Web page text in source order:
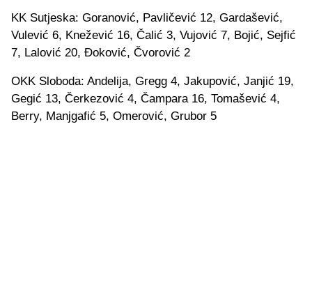
KK Sutjeska: Goranović, Pavličević 12, Gardašević,
Vulević 6, Knežević 16, Čalić 3, Vujović 7, Bojić, Sejfić
7, Lalović 20, Đoković, Čvorović 2
OKK Sloboda: Andelija, Gregg 4, Jakupović, Janjić 19,
Gegić 13, Čerkezović 4, Čampara 16, Tomašević 4,
Berry, Manjgafić 5, Omerović, Grubor 5